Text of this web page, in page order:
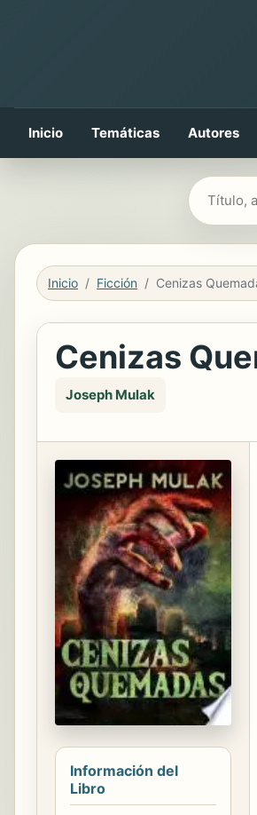
Inicio Temáticas Autores
Buscar
Inicio Ficción Cenizas
Cenizas
Joseph Mulak
Información del
Libro